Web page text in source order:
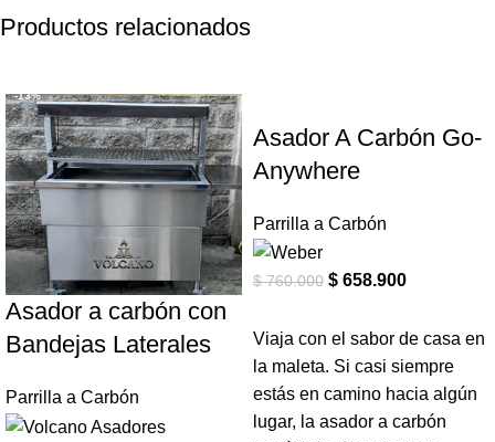
Productos relacionados
-13%
Asador a carbón con
Bandejas Laterales
Parrilla a Carbón
Asador A Carbón Go-
Anywhere
Parrilla a Carbón
$760.000 $ 658.900
Viaja con el sabor de casa en
la maleta. Si casi siempre
estás en camino hacia algún
lugar, la asador a carbón